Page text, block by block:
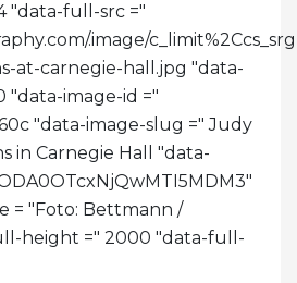
"data-full-src ="
.image/
at-carnegie-hall.jpg "data-
image-id ="
"data-image-slug =" Judy
in Carnegie Hall "data-
= "Foto: Bettmann /
height =" 2000 "data-full-